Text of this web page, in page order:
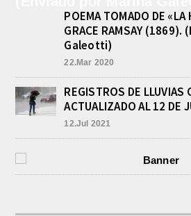
En las
martes, el
Etcheverry
POEMA TOMADO DE «LA
GRACE RAMSAY
Galeotti)
22.Mar 2020
REGISTROS DE LLUVIAS
ACTUALIZADO AL 12 DE
12.Jul 2021